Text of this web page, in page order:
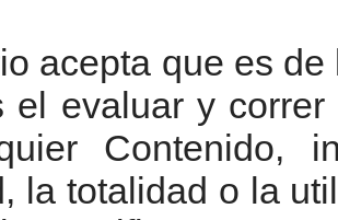
acepta que es
el evaluar y
Contenido,
la totalidad o la